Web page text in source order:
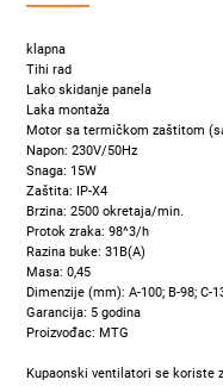
KLAPNA+MIKROVALNI
SENZOR
BIJELI
količina
klapna
Tihi rad
Lako skidanje panela
Laka montaža
Motor sa termičkom zaštitom
Napon: 230V/50Hz
Snaga: 15W
Zaštita: IP-X4
Brzina: 2500 okretaja/min.
Protok zraka: 98^3/h
Razina buke: 31B(A)
Masa: 0,45
Dimenzije (mm): A-100; B-98; C-
Garancija: 5 godina
Proizvođac: MTG
Kupaonski ventilatori se koriste